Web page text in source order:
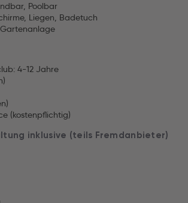
Poolbar
Liegen, Badetuch
4-12 Jahre
(kostenpflichtig)
inklusive (teils Fremdanbieter)